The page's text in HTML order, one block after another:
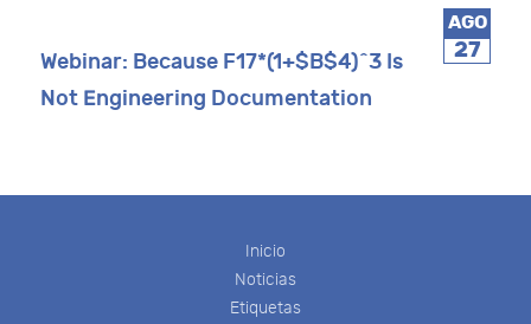
AGO
27
Webinar: Because F17*(1+$B$4)^3 Is
Not Engineering Documentation
Inicio
Noticias
Etiquetas